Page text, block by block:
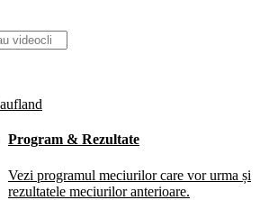
Program & Rezultate
Vezi programul meciurilor care vor urma și
rezultatele meciurilor anterioare.